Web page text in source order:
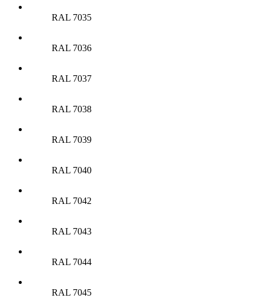
RAL 7035
RAL 7036
RAL 7037
RAL 7038
RAL 7039
RAL 7040
RAL 7042
RAL 7043
RAL 7044
RAL 7045